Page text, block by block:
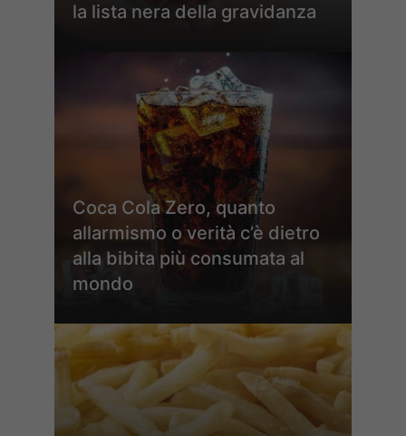
la lista nera della gravidanza
Coca Cola Zero, quanto
allarmismo o verità c’è dietro
alla bibita più consumata al
mondo